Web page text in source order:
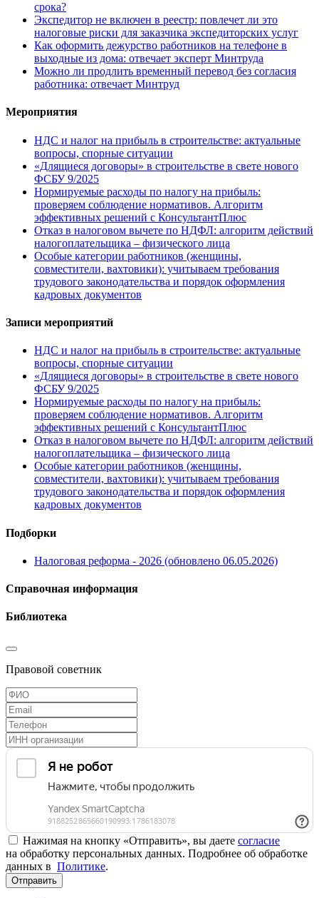
срока?
Экспедитор не включен в реестр: повлечет ли это
налоговые риски для заказчика экспедиторских услуг
Как оформить дежурство работников на телефоне в
выходные из дома: отвечает эксперт Минтруда
Можно ли продлить временный перевод без согласия
работника: отвечает Минтруд
Мероприятия
НДС и налог на прибыль в строительстве: актуальные
вопросы, спорные ситуации
«Длящиеся договоры» в строительстве в свете нового
ФСБУ 9/2025
Нормируемые расходы по налогу на прибыль:
проверяем соблюдение нормативов. Алгоритм
эффективных решений с КонсультантПлюс
Отказ в налоговом вычете по НДФЛ: алгоритм действий
налогоплательщика – физического лица
Особые категории работников (женщины,
совместители, вахтовики): учитываем требования
трудового законодательства и порядок оформления
кадровых документов
Записи мероприятий
НДС и налог на прибыль в строительстве: актуальные
вопросы, спорные ситуации
«Длящиеся договоры» в строительстве в свете нового
ФСБУ 9/2025
Нормируемые расходы по налогу на прибыль:
проверяем соблюдение нормативов. Алгоритм
эффективных решений с КонсультантПлюс
Отказ в налоговом вычете по НДФЛ: алгоритм действий
налогоплательщика – физического лица
Особые категории работников (женщины,
совместители, вахтовики): учитываем требования
трудового законодательства и порядок оформления
кадровых документов
Подборки
Налоговая реформа - 2026 (обновлено 06.05.2026)
Справочная информация
Библиотека
Правовой советник
Нажимая на кнопку «Отправить», вы даете согласие
на обработку персональных данных. Подробнее об обработке
данных в Политике.
Отправить